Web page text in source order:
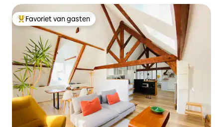
Topfavoriet van gasten
Favoriet van gasten